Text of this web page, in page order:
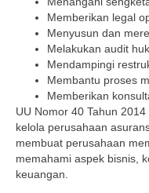
Memberikan legal
Menyusun dan
Melakukan audit
Mendampingi
Membantu proses
Memberikan
UU Nomor 40 Tahun
kelola perusahaan
membuat perusahaan
memahami aspek bisnis,
keuangan.